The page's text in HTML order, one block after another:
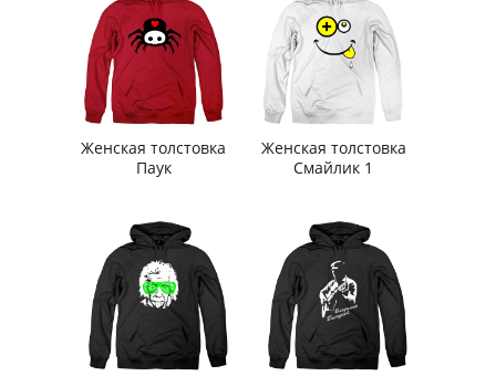
Женская толстовка
Паук
Женская толстовка
Смайлик 1